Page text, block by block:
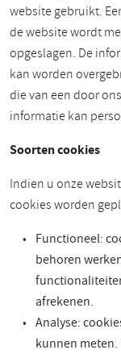
website gebruikt.
de website wordt
opgeslagen. De
kan worden
die van een door
informatie kan
Soorten cookies
Indien u onze
cookies worden
Functioneel:
behoren
afrekenen.
Analyse:
kunnen meten.